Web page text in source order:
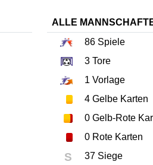
ALLE
86Spiele
3Tore
1 Vorlage
4Gelbe Karten
0Gelb-Rote
0Rote Karten
S 37 Siege